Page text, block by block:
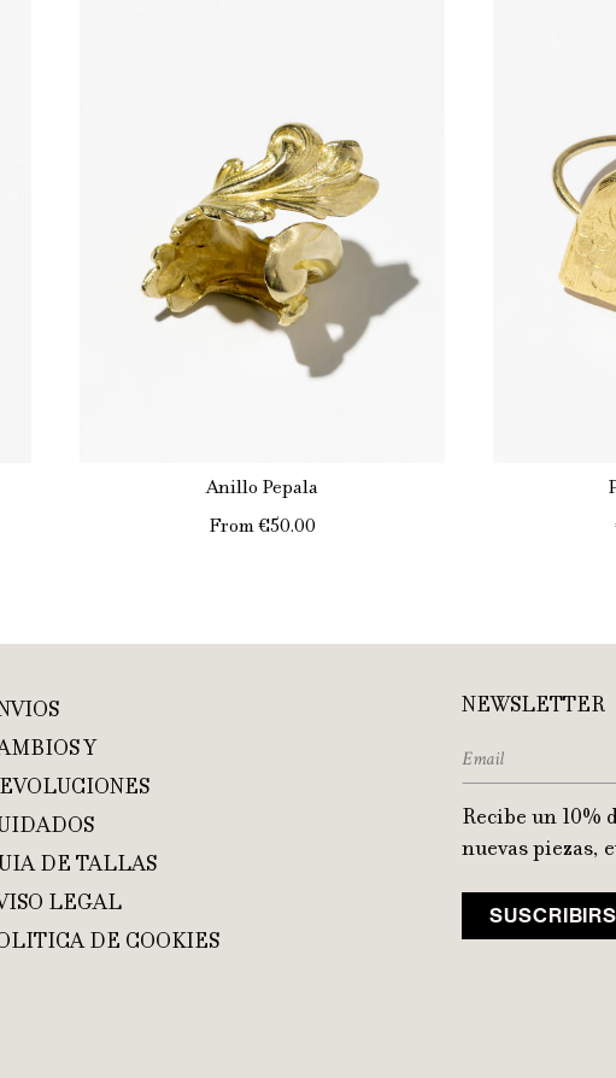
Anillo Pepala
From€50.00
Y
DE TALLAS
LEGAL
DE COOKIES
NEWSLETTER
Recibe un 10%
nuevas piezas,